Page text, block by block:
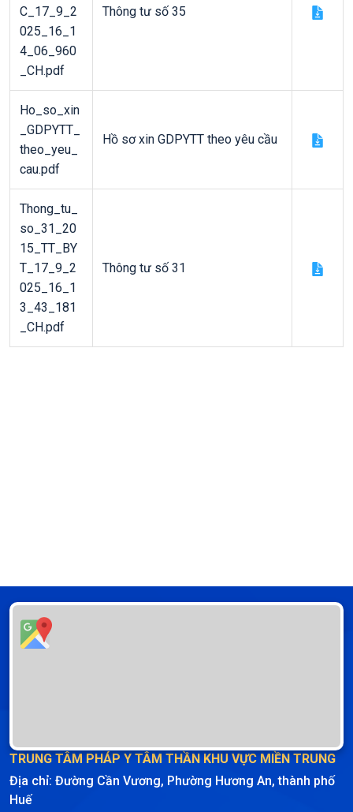
C_17_9_2
025_16_1
4_06_960
_CH.pdf
Thông tư số 35
Ho_so_xin
_GDPYTT_
theo_yeu_
cau.pdf
Hồ sơ xin GDPYTT theo yêu cầu
Thong_tu_
so_31_20
15_TT_BY
T_17_9_2
025_16_1
3_43_181
_CH.pdf
Thông tư số 31
TRUNG TÂM PHÁP Y TÂM THẦN KHU VỰC MIỀN TRUNG
Địa chỉ: Đường Cần Vương, Phường Hương An, thành phố
Huế